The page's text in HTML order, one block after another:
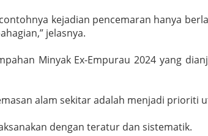
kejadian pencemaran hanya
jelasnya.
Minyak Ex-Empurau 2024 yang
alam sekitar adalah menjadi prioriti
dengan teratur dan sistematik.